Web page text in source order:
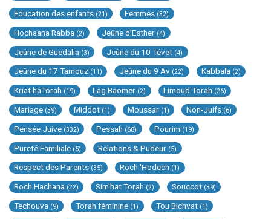
Education des enfants (21) Femmes (32)
Hochaana Rabba (2) Jeûne d'Esther (4)
Jeûne de Guedalia (3) Jeûne du 10 Tévet (4)
Jeûne du 17 Tamouz (11) Jeûne du 9 Av (22) Kabbala (2)
Kriat haTorah (19) Lag Baomer (2) Limoud Torah (26)
Mariage (39) Middot (1) Moussar (1) Non-Juifs (6)
Pensée Juive (332) Pessah (68) Pourim (19)
Pureté Familiale (5) Relations & Pudeur (5)
Respect des Parents (35) Roch 'Hodech (1)
Roch Hachana (22) Sim'hat Torah (2) Souccot (39)
Techouva (9) Torah féminine (1) Tou Bichvat (1)